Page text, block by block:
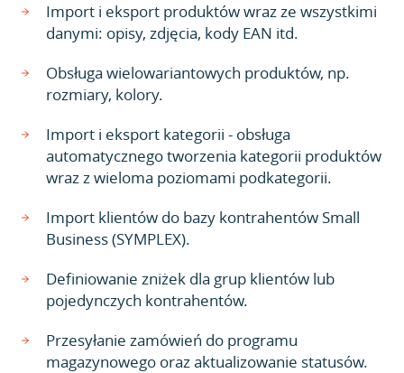
Import i eksport produktów wraz ze wszystkimi
danymi: opisy, zdjęcia, kody EAN itd.
Obsługa wielowariantowych produktów, np.
rozmiary, kolory.
Import i eksport kategorii - obsługa
automatycznego tworzenia kategorii produktów
wraz z wieloma poziomami podkategorii.
Import klientów do bazy kontrahentów Small
Business (SYMPLEX).
Definiowanie zniżek dla grup klientów lub
pojedynczych kontrahentów.
Przesyłanie zamówień do programu
magazynowego oraz aktualizowanie statusów.